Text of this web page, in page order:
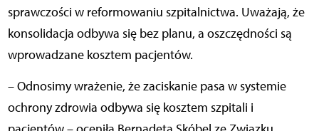
sprawczości w reformowaniu szpitalnictwa. Uważają, że
konsolidacja odbywa się bez planu, a oszczędności są
wprowadzane kosztem pacjentów.
– Odnosimy wrażenie, że zaciskanie pasa w systemie
ochrony zdrowia odbywa się kosztem szpitali i